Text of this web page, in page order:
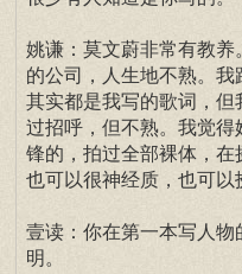
姚谦：莫文蔚非常有教
的公司，人生地不熟。
其实都是我写的歌词，
过招呼，但不熟。我觉
锋的，拍过全部裸体，
也可以很神经质，也可以
壹读：你在第一本写人
明。